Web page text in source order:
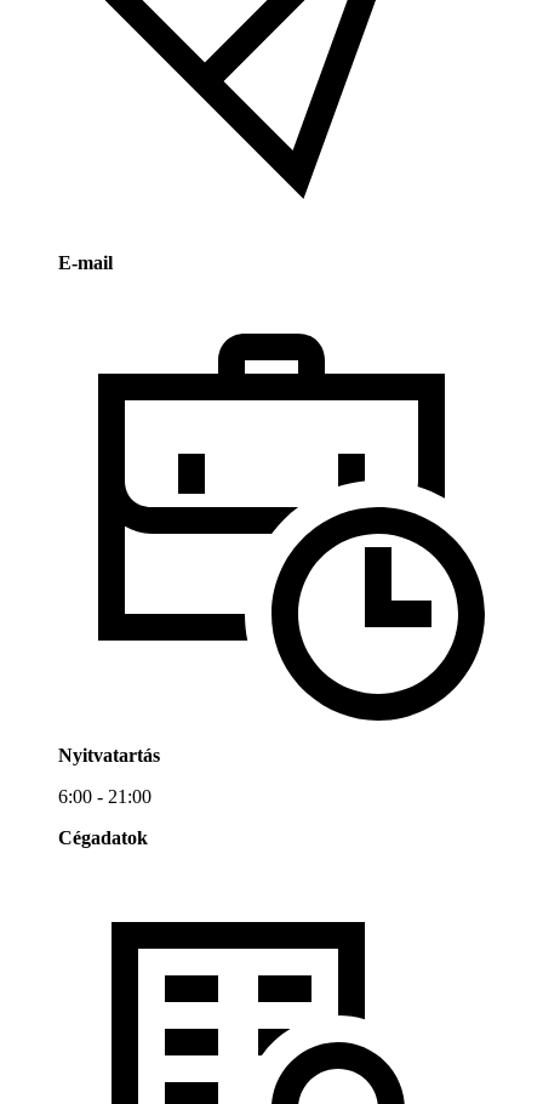
E-mail
Nyitvatartás
6:00 - 21:00
Cégadatok